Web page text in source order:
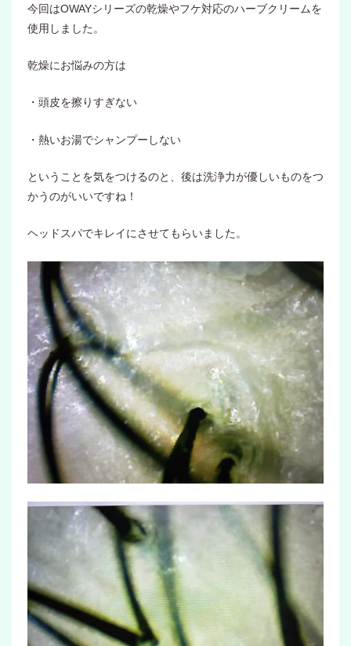
今回はOWAYシリーズの乾燥やフケ対応のハーブクリームを
使用しました。
乾燥にお悩みの方は
・頭皮を擦りすぎない
・熱いお湯でシャンプーしない
ということを気をつけるのと、後は洗浄力が優しいものをつ
かうのがいいですね！
ヘッドスパでキレイにさせてもらいました。